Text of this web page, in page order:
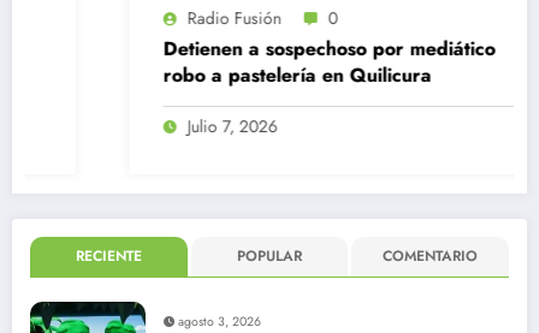
Radio Fusión 0
Detienen a sospechoso por mediático
robo a pastelería en Quilicura
Julio 7, 2026
RECIENTE POPULAR COMENTARIO
agosto 3, 2026